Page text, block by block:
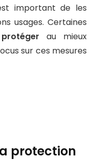
important de les
usages. Certaines
protéger au mieux
sur ces mesures
protection